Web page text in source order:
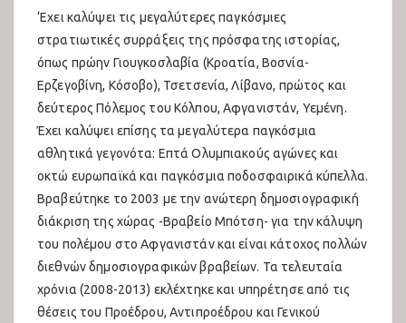
‘Εχει καλύψει τις μεγαλύτερες παγκόσμιες
στρατιωτικές συρράξεις της πρόσφατης ιστορίας,
όπως πρώην Γιουγκοσλαβία (Κροατία, Βοσνία-
Ερζεγοβίνη, Κόσοβο), Τσετσενία, Λίβανο, πρώτος και
δεύτερος Πόλεμος του Κόλπου, Αφγανιστάν, Υεμένη.
Έχει καλύψει επίσης τα μεγαλύτερα παγκόσμια
αθλητικά γεγονότα: Επτά Ολυμπιακούς αγώνες και
οκτώ ευρωπαϊκά και παγκόσμια ποδοσφαιρικά κύπελλα.
Βραβεύτηκε το 2003 με την ανώτερη δημοσιογραφική
διάκριση της χώρας -Βραβείο Μπότση- για την κάλυψη
του πολέμου στο Αφγανιστάν και είναι κάτοχος πολλών
διεθνών δημοσιογραφικών βραβείων. Τα τελευταία
χρόνια (2008-2013) εκλέχτηκε και υπηρέτησε από τις
θέσεις του Προέδρου, Αντιπροέδρου και Γενικού